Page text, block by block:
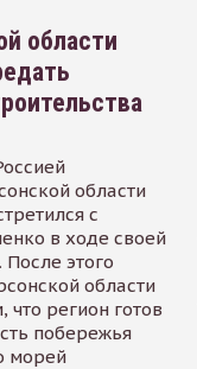
области
области
с
в ходе своей
этого
области
что регион готов
побережья
морей